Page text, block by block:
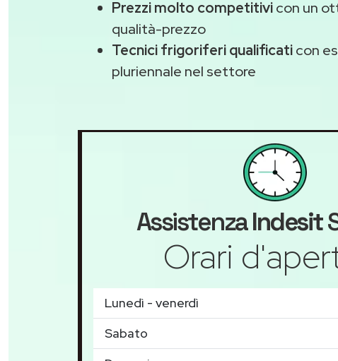
Prezzi molto competitivicon un
qualità-prezzo
Tecnici frigoriferi qualificaticon
pluriennale nel settore
AssistenzaIndesit
Orari
Lunedì - venerdì
Sabato